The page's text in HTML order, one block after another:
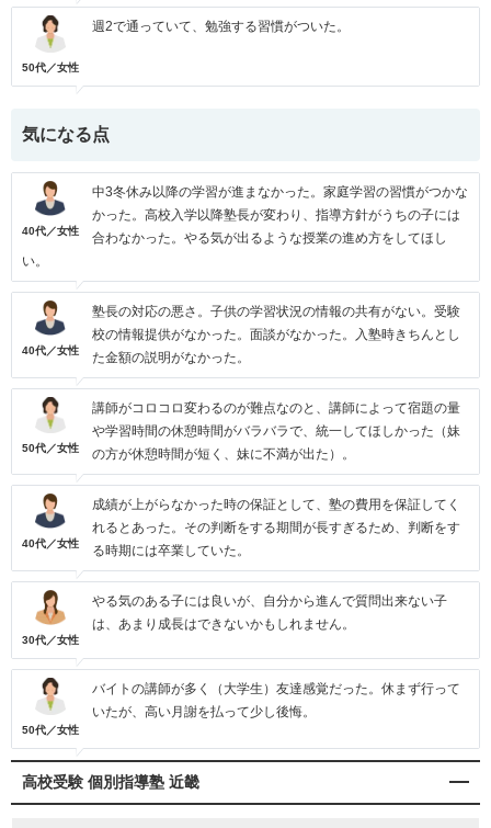
50代／女性
週2で通っていて、勉強する習慣がついた。
気になる点
40代／女性
中3冬休み以降の学習が進まなかった。家庭学習の習慣がつかな
かった。高校入学以降塾長が変わり、指導方針がうちの子には
合わなかった。やる気が出るような授業の進め方をしてほし
い。
40代／女性
塾長の対応の悪さ。子供の学習状況の情報の共有がない。受験
校の情報提供がなかった。面談がなかった。入塾時きちんとし
た金額の説明がなかった。
50代／女性
講師がコロコロ変わるのが難点なのと、講師によって宿題の量
や学習時間の休憩時間がバラバラで、統一してほしかった（妹
の方が休憩時間が短く、妹に不満が出た）。
40代／女性
成績が上がらなかった時の保証として、塾の費用を保証してく
れるとあった。その判断をする期間が長すぎるため、判断をす
る時期には卒業していた。
30代／女性
やる気のある子には良いが、自分から進んで質問出来ない子
は、あまり成長はできないかもしれません。
50代／女性
バイトの講師が多く（大学生）友達感覚だった。休まず行って
いたが、高い月謝を払って少し後悔。
高校受験 個別指導塾 近畿